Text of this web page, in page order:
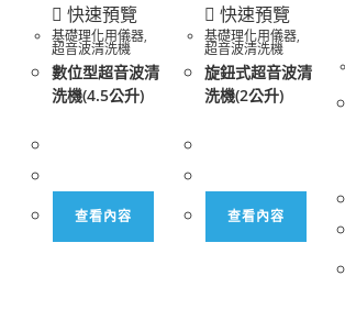
快速預覽
基礎理化用儀器,
超音波清洗機
數位型超音波清
洗機(4.5公升)
查看內容
快速預覽
基礎理化用儀器,
超音波清洗機
旋鈕式超音波清
洗機(2公升)
查看內容